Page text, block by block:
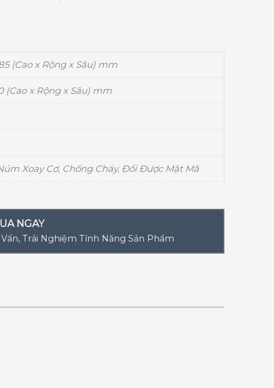
(Cao x Rộng x Sâu) mm
(Cao x Rộng x Sâu) mm
Xoay Cơ, Chống Cháy, Đổi Được Mật Mã
NGAY
Trải Nghiệm Tính Năng Sản Phẩm